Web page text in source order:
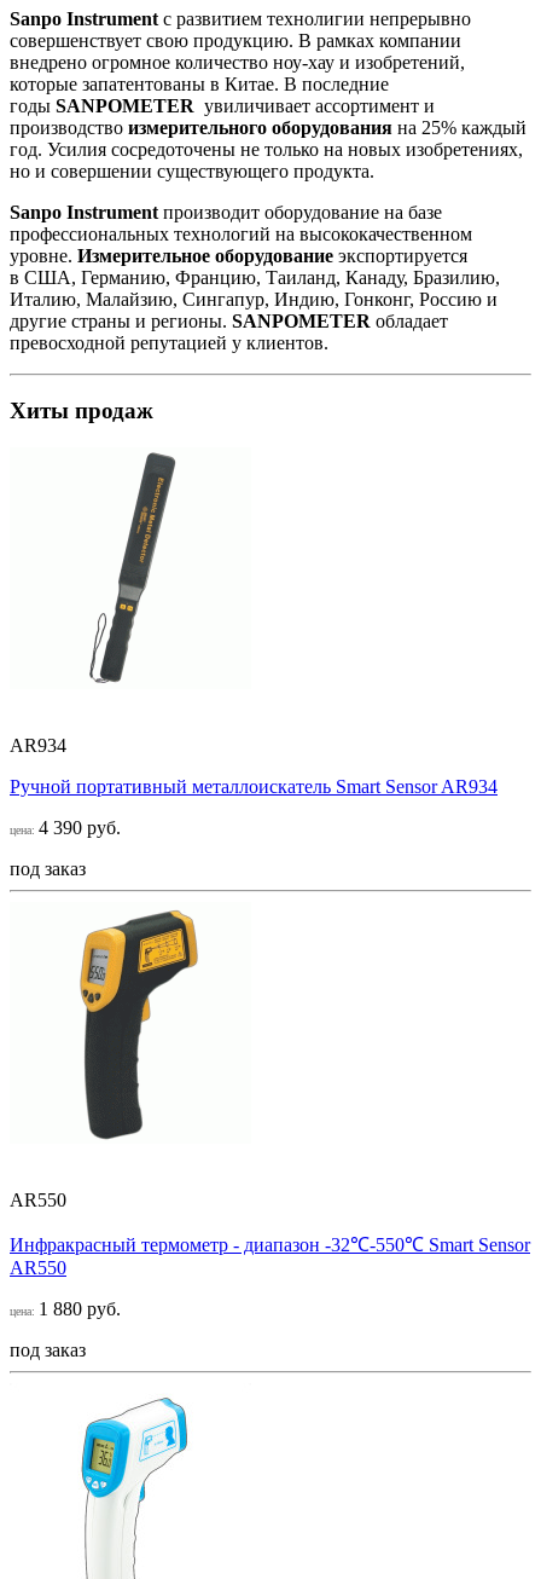
Sanpo Instrument с развитием технолигии непрерывно
совершенствует свою продукцию. В рамках компании
внедрено огромное количество ноу-хау и изобретений,
которые запатентованы в Китае. В последние
годы SANPOMETER увиличивает ассортимент и
производство измерительного оборудования на 25% каждый
год. Усилия сосредоточены не только на новых изобретениях,
но и совершении существующего продукта.
Sanpo Instrument производит оборудование на базе
профессиональных технологий на высококачественном
уровне. Измерительное оборудование экспортируется
в США, Германию, Францию, Таиланд, Канаду, Бразилию,
Италию, Малайзию, Сингапур, Индию, Гонконг, Россию и
другие страны и регионы. SANPOMETER обладает
превосходной репутацией у клиентов.
Хиты продаж
AR934
Ручной портативный металлоискатель Smart Sensor AR934
цена: 4 390 руб.
под заказ
AR550
Инфракрасный термометр - диапазон -32℃-550℃ Smart Sensor
AR550
цена: 1 880 руб.
под заказ